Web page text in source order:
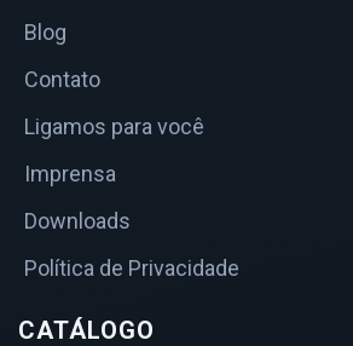
Blog
Contato
Ligamos para você
Imprensa
Downloads
Política de Privacidade
CATÁLOGO